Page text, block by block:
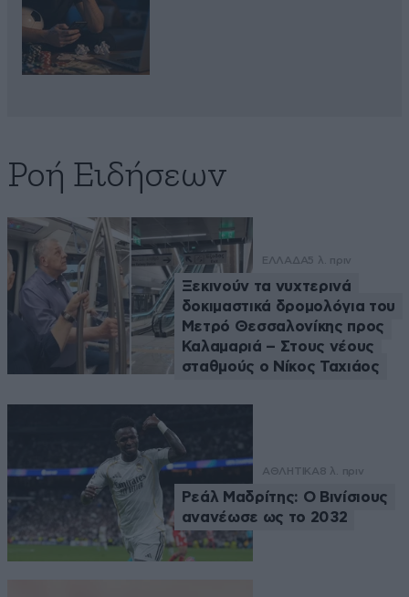
Ροή Ειδήσεων
ΕΛΛΑΔΑ5 λ. πριν
Ξεκινούν τα νυχτερινά
δοκιμαστικά δρομολόγια του
Μετρό Θεσσαλονίκης προς
Καλαμαριά – Στους νέους
σταθμούς ο Νίκος Ταχιάος
ΑΘΛΗΤΙΚΑ8 λ. πριν
Ρεάλ Μαδρίτης: Ο Βινίσιους
ανανέωσε ως το 2032